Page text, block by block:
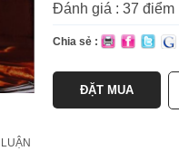
Đánh giá : 37 điểm
Chia sẻ :